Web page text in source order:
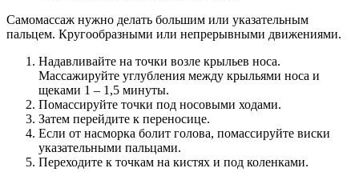
Самомассаж нужно делать большим или указательным
пальцем. Кругообразными или непрерывными движениями.
Надавливайте на точки возле крыльев носа.
Массажируйте углубления между крыльями носа и
щеками 1 – 1,5 минуты.
Помассируйте точки под носовыми ходами.
Затем перейдите к переносице.
Если от насморка болит голова, помассируйте виски
указательными пальцами.
Переходите к точкам на кистях и под коленками.